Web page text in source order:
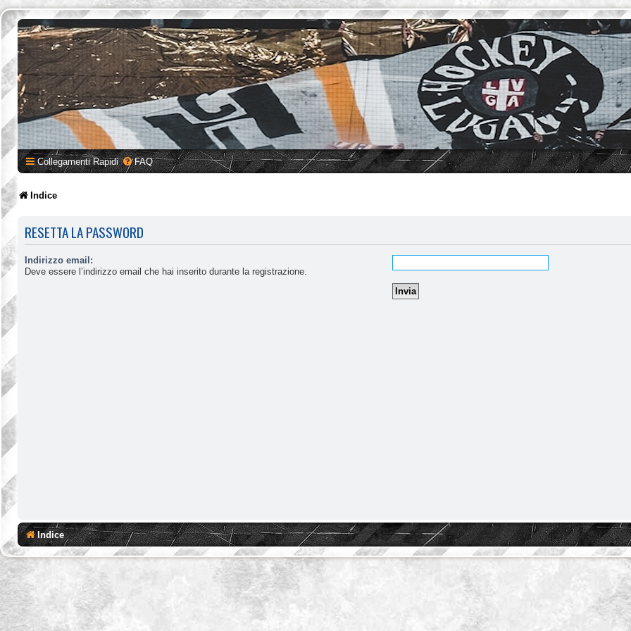
Collegamenti Rapidi FAQ
Indice
RESETTA LA PASSWORD
Indirizzo email:
Deve essere l’indirizzo email che hai inserito durante la registrazione.
Indice